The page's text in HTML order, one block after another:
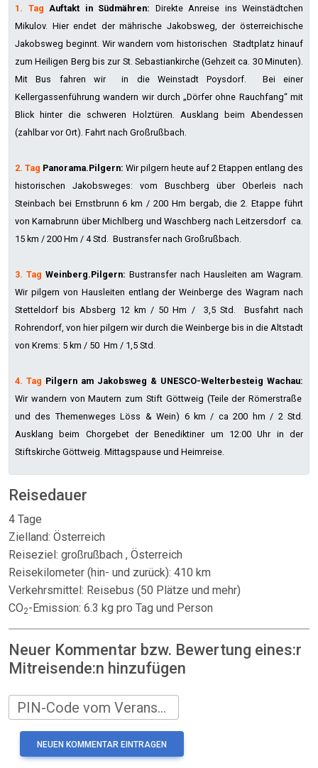
1. Tag Auftakt in Südmähren: Direkte Anreise ins Weinstädtchen
Mikulov. Hier endet der mährische Jakobsweg, der österreichische
Jakobsweg beginnt. Wir wandern vom historischen Stadtplatz hinauf
zum Heiligen Berg bis zur St. Sebastiankirche (Gehzeit ca. 30 Minuten).
Mit Bus fahren wir in die Weinstadt Poysdorf. Bei einer
Kellergassenführung wandern wir durch „Dörfer ohne Rauchfang“ mit
Blick hinter die schweren Holztüren. Ausklang beim Abendessen
(zahlbar vor Ort). Fahrt nach Großrußbach.
2. Tag Panorama.Pilgern: Wir pilgern heute auf 2 Etappen entlang des
historischen Jakobsweges: vom Buschberg über Oberleis nach
Steinbach bei Ernstbrunn 6 km / 200 Hm bergab, die 2. Etappe führt
von Karnabrunn über Michlberg und Waschberg nach Leitzersdorf ca.
15 km / 200 Hm / 4 Std. Bustransfer nach Großrußbach.
3. Tag Weinberg.Pilgern: Bustransfer nach Hausleiten am Wagram.
Wir pilgern von Hausleiten entlang der Weinberge des Wagram nach
Stetteldorf bis Absberg 12 km / 50 Hm / 3,5 Std. Busfahrt nach
Rohrendorf, von hier pilgern wir durch die Weinberge bis in die Altstadt
von Krems: 5 km / 50 Hm / 1,5 Std.
4. Tag Pilgern am Jakobsweg & UNESCO-Welterbesteig Wachau:
Wir wandern von Mautern zum Stift Göttweig (Teile der Römerstraße
und des Themenweges Löss & Wein) 6 km / ca 200 hm / 2 Std.
Ausklang beim Chorgebet der Benediktiner um 12:00 Uhr in der
Stiftskirche Göttweig. Mittagspause und Heimreise.
Reisedauer
4 Tage
Zielland: Österreich
Reiseziel: großrußbach , Österreich
Reisekilometer (hin- und zurück): 410 km
Verkehrsmittel: Reisebus (50 Plätze und mehr)
CO2-Emission: 6.3 kg pro Tag und Person
Neuer Kommentar bzw. Bewertung eines:r
Mitreisende:n hinzufügen
PIN-Code vom Veranstalter